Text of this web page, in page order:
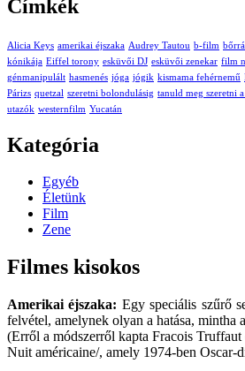
Címkék
Alicia Keys amerikai éjszaka Audrey Tautou b-film
kónikája Eiffel torony esküvői DJ esküvői zenekar film
génmanipulált hasmenés jóga jógik kismama fehérnemű
Párizs quetzal szeretni bolondulásig tanuld meg szeretni a
utazók westernfilm Yucatán
Kategória
Egyéb
Életünk
Film
Zene
Filmes kisokos
Amerikai éjszaka: Egy speciális szűrő
felvétel, amelynek olyan a hatása, mintha
(Erről a módszerről kapta Fracois
Nuit américaine/, amely 1974-ben Oscar-